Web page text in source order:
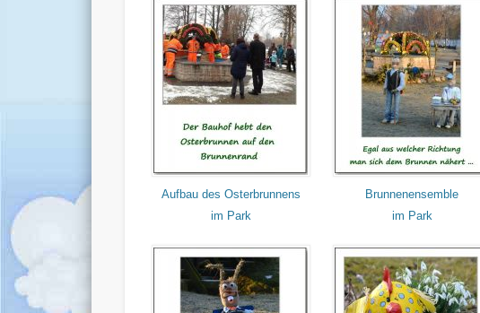
Aufbau des Osterbrunnens
im Park
Brunnenensemble
im Park